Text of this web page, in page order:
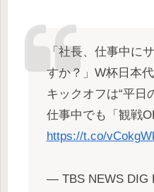
「社長、仕事中に
すか？」W杯日本
キックオフは“平日
仕事中でも「観戦
https://t.co/
— TBS NEWS DIG